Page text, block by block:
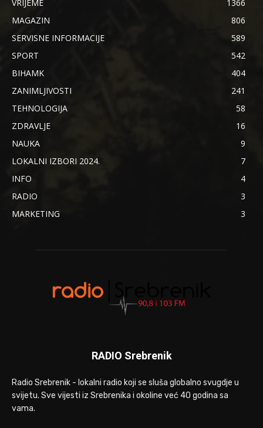
VRIJEME
1366
MAGAZIN
806
SERVISNE INFORMACIJE
589
SPORT
542
BIHAMK
404
ZANIMLJIVOSTI
241
TEHNOLOGIJA
58
ZDRAVLJE
16
NAUKA
9
LOKALNI IZBORI 2024.
7
INFO
4
RADIO
3
MARKETING
3
RADIO Srebrenik
Radio Srebrenik - lokalni radio koji se sluša globalno svugdje u
svijetu. Sve vijesti iz Srebrenika i okoline već 40 godina sa
vama.